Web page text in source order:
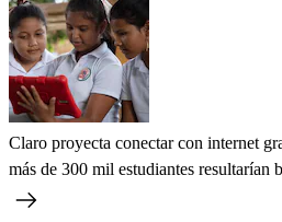
Claro proyecta conectar con internet
más de 300 mil estudiantes resultarían